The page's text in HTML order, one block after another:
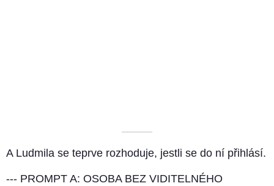
––––––––––
A Ludmila se teprve rozhoduje, jestli se do ní přihlásí.
--- PROMPT A: OSOBA BEZ VIDITELNÉHO